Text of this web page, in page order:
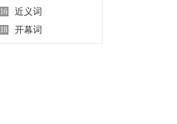
16 近义词
18 开幕词